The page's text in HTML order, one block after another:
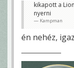
kikapott a
nyerni
Kampman
én nehéz,